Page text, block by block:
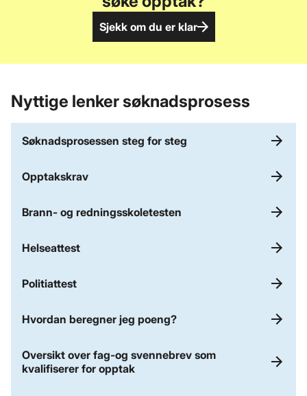
Sjekk om du er klar
Nyttige lenker søknadsprosess
Søknadsprosessen steg for steg
Opptakskrav
Brann- og redningsskoletesten
Helseattest
Politiattest
Hvordan beregner jeg poeng?
Oversikt over fag-og svennebrev som
kvalifiserer for opptak